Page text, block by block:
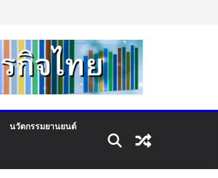
นวัตกรรมยานยนต์